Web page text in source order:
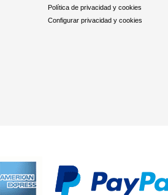
Política de privacidad y cookies
Configurar privacidad y cookies